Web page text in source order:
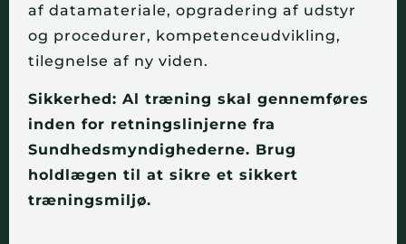
af datamateriale, opgradering af udstyr
og procedurer, kompetenceudvikling,
tilegnelse af ny viden.
Sikkerhed: Al træning skal gennemføres
inden for retningslinjerne fra
Sundhedsmyndighederne. Brug
holdlægen til at sikre et sikkert
træningsmiljø.